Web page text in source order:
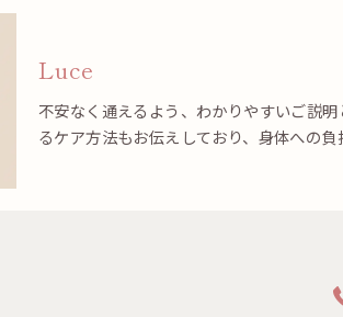
Luce
不安なく通えるよう、わかりやすいご説
るケア方法もお伝えしており、身体への負